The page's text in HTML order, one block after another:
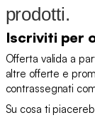
prodotti.
Iscriviti per
Offerta valida a
altre offerte e
contrassegnati
Su cosa ti